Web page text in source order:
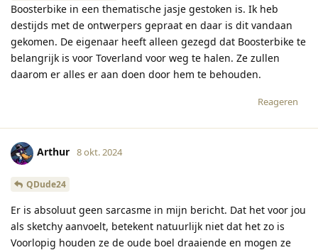
Boosterbike in een thematische jasje gestoken is. Ik heb
destijds met de ontwerpers gepraat en daar is dit vandaan
gekomen. De eigenaar heeft alleen gezegd dat Boosterbike te
belangrijk is voor Toverland voor weg te halen. Ze zullen
daarom er alles er aan doen door hem te behouden.
Reageren
Arthur 8 okt. 2024
QDude24
Er is absoluut geen sarcasme in mijn bericht. Dat het voor jou
als sketchy aanvoelt, betekent natuurlijk niet dat het zo is
Voorlopig houden ze de oude boel draaiende en mogen ze